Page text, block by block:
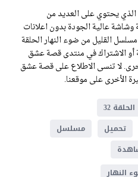
يحتوي على العديد من
وشاشة عالية الجودة بدون اعلانات
القليل من ضوء النهار الحلقة
أو الاشتراك في منتدى قصة عشق
لا تنسى الاطلاع على قصة عشق
الأخرى على موقعنا.
الحلقة 32
تحميل
مسلسل
النهار